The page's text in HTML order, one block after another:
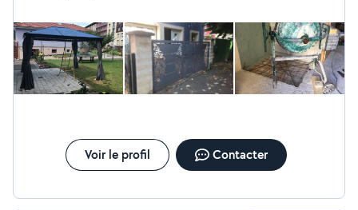
Voir le profil Contacter